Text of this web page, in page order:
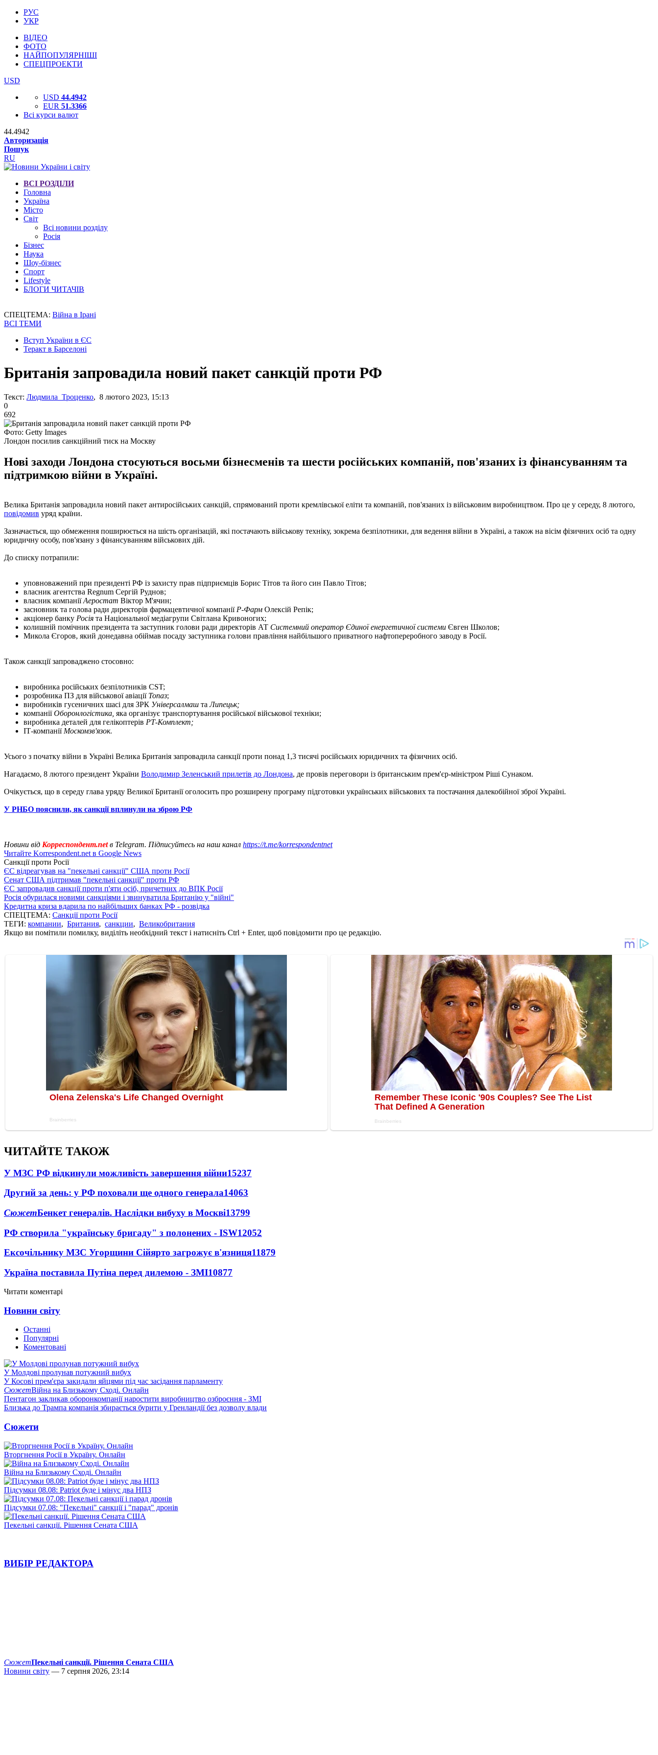
РУС
УКР
ВІДЕО
ФОТО
НАЙПОПУЛЯРНІШІ
СПЕЦПРОЕКТИ
USD
USD 44.4942
EUR 51.3366
Всі курси валют
44.4942
Авторизація
Пошук
RU
ВСІ РОЗДІЛИ
Головна
Україна
Місто
Світ
Всі новини розділу
Росія
Бізнес
Наука
Шоу-бізнес
Спорт
Lifestyle
БЛОГИ ЧИТАЧІВ
СПЕЦТЕМА: Війна в Ірані
ВСІ ТЕМИ
Вступ України в ЄС
Теракт в Барселоні
Британія запровадила новий пакет санкцій проти РФ
Текст: Людмила Троценко, 8 лютого 2023, 15:13
0
692
Фото: Getty Images
Лондон посилив санкційний тиск на Москву
Нові заходи Лондона стосуються восьми бізнесменів та шести російських компаній, пов'язаних із фінансуванням та
підтримкою війни в Україні.
Велика Британія запровадила новий пакет антиросійських санкцій, спрямований проти кремлівської еліти та компаній, пов'язаних із військовим виробництвом. Про це у середу, 8 лютого,
повідомив уряд країни.
Зазначається, що обмеження поширюється на шість організацій, які постачають військову техніку, зокрема безпілотники, для ведення війни в Україні, а також на вісім фізичних осіб та одну
юридичну особу, пов'язану з фінансуванням військових дій.
До списку потрапили:
уповноважений при президенті РФ із захисту прав підприємців Борис Тітов та його син Павло Тітов;
власник агентства Regnum Сергій Руднов;
власник компаніїАеростат Віктор М'ячин;
засновник та голова ради директорів фармацевтичної компанії Р-Фарм Олексій Репік;
акціонер банку Росія та Національної медіагрупи Світлана Кривоногих;
колишній помічник президента та заступник голови ради директорів АТ Системний оператор Єдиної енергетичної системи Євген Школов;
Микола Єгоров, який донедавна обіймав посаду заступника голови правління найбільшого приватного нафтопереробного заводу в Росії.
Також санкції запроваджено стосовно:
виробника російських безпілотників CST;
розробника ПЗ для військової авіації Топаз;
виробників гусеничних шасі для ЗРК Універсалмаш та Липецьк;
компаніїОборонлогістика, яка організує транспортування російської військової техніки;
виробника деталей для гелікоптерів РТ-Комплект;
ІТ-компанії Москомзв'язок.
Усього з початку війни в Україні Велика Британія запровадила санкції проти понад 1,3 тисячі російських юридичних та фізичних осіб.
Нагадаємо, 8 лютого президент України Володимир Зеленський прилетів до Лондона, де провів переговори із британським прем'єр-міністром Ріші Сунаком.
Очікується, що в середу глава уряду Великої Британії оголосить про розширену програму підготовки українських військових та постачання далекобійної зброї Україні.
У РНБО пояснили, як санкції вплинули на зброю РФ
Новини від Корреспондент.netв Telegram. Підписуйтесь на наш канал https://t.me/korrespondentnet
Читайте Korrespondent.net в Google News
Санкції проти Росії
ЄС відреагував на "пекельні санкції" США проти Росії
Сенат США підтримав "пекельні санкції" проти РФ
ЄС запровадив санкції проти п'яти осіб, причетних до ВПК Росії
Росія обурилася новими санкціями і звинуватила Британію у "війні"
Кредитна криза вдарила по найбільших банках РФ - розвідка
СПЕЦТЕМА: Санкції проти Росії
ТЕГИ: компании, Британия, санкции, Великобритания
Якщо ви помітили помилку, виділіть необхідний текст і натисніть Ctrl + Enter, щоб повідомити про це редакцію.
ЧИТАЙТЕ ТАКОЖ
У МЗС РФ відкинули можливість завершення війни15237
Другий за день: у РФ поховали ще одного генерала14063
СюжетБенкет генералів. Наслідки вибуху в Москві13799
РФ створила "українську бригаду" з полонених - ISW12052
Ексочільнику МЗС Угорщини Сійярто загрожує в'язниця11879
Україна поставила Путіна перед дилемою - ЗМІ10877
Читати коментарі
Новини світу
Останні
Популярні
Коментовані
У Молдові пролунав потужний вибух
У Косові прем'єра закидали яйцями під час засідання парламенту
СюжетВійна на Близькому Сході. Онлайн
Пентагон закликав оборонкомпанії наростити виробництво озброєння - ЗМІ
Близька до Трампа компанія збирається бурити у Гренландії без дозволу влади
Сюжети
Вторгнення Росії в Україну. Онлайн
Війна на Близькому Сході. Онлайн
Підсумки 08.08: Patriot буде і мінус два НПЗ
Підсумки 07.08: "Пекельні" санкції і "парад" дронів
Пекельні санкції. Рішення Сената США
ВИБІР РЕДАКТОРА
СюжетПекельні санкції. Рішення Сената США
Новини світу — 7 серпня 2026, 23:14